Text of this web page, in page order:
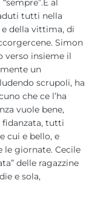
al
tutti nella
della vittima, di
Simon
verso insieme il
un
scrupoli, ha
che ce l’ha
vuole bene,
fidanzata, tutti
cui e bello, e
le giornate. Cecile
delle ragazzine
e sola,